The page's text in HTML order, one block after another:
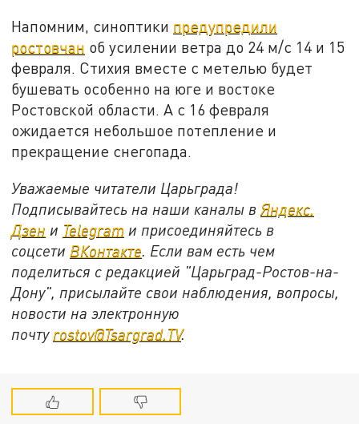
Напомним, синоптики предупредили
ростовчан об усилении ветра до 24 м/с 14 и 15
февраля. Стихия вместе с метелью будет
бушевать особенно на юге и востоке
Ростовской области. А с 16 февраля
ожидается небольшое потепление и
прекращение снегопада.
Уважаемые читатели Царьграда!
Подписывайтесь на наши каналы вЯндекс.
Дзен и Telegram и присоединяйтесь в
соцсети ВКонтакте. Если вам есть чем
поделиться с редакцией "Царьград-Ростов-на-
Дону", присылайте свои наблюдения, вопросы,
новости на электронную
почту rostov@Tsargrad.ТV.